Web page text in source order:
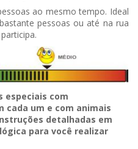
ao mesmo tempo. Ideal
pessoas ou até na rua
especiais com
cada um e com animais
detalhadas em
para você realizar